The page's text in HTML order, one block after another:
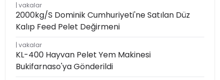
vakalar
2000kg/s Dominik Cumhuriyeti'ne Satılan Düz
Kalıp Feed Pelet Değirmeni
vakalar
KL-400 Hayvan Pelet Yem Makinesi
Bukifarnaso'ya Gönderildi